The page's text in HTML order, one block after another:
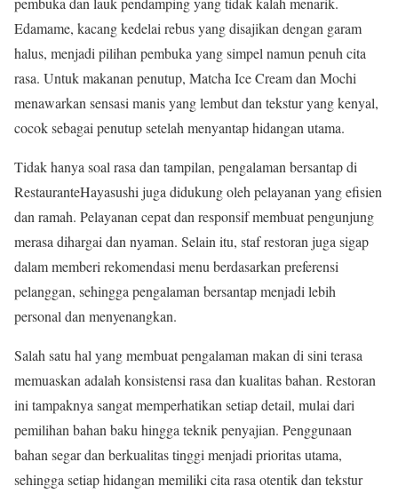
Edamame, kacang kedelai rebus yang disajikan dengan garam
halus, menjadi pilihan pembuka yang simpel namun penuh cita
rasa. Untuk makanan penutup, Matcha Ice Cream dan Mochi
menawarkan sensasi manis yang lembut dan tekstur yang kenyal,
cocok sebagai penutup setelah menyantap hidangan utama.
Tidak hanya soal rasa dan tampilan, pengalaman bersantap di
RestauranteHayasushi juga didukung oleh pelayanan yang efisien
dan ramah. Pelayanan cepat dan responsif membuat pengunjung
merasa dihargai dan nyaman. Selain itu, staf restoran juga sigap
dalam memberi rekomendasi menu berdasarkan preferensi
pelanggan, sehingga pengalaman bersantap menjadi lebih
personal dan menyenangkan.
Salah satu hal yang membuat pengalaman makan di sini terasa
memuaskan adalah konsistensi rasa dan kualitas bahan. Restoran
ini tampaknya sangat memperhatikan setiap detail, mulai dari
pemilihan bahan baku hingga teknik penyajian. Penggunaan
bahan segar dan berkualitas tinggi menjadi prioritas utama,
sehingga setiap hidangan memiliki cita rasa otentik dan tekstur